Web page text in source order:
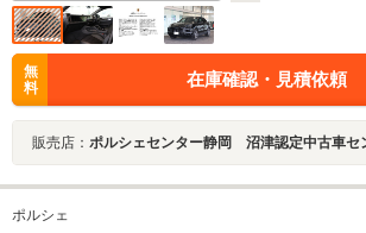
無
料
在庫確認・見積依頼
販売店： ポルシェセンター静岡 沼津認定中古車セ
ポルシェ